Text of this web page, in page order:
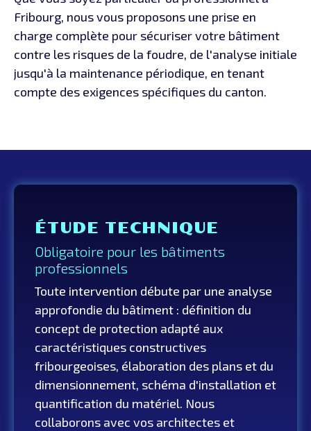
Fribourg, nous vous proposons une prise en
charge complète pour sécuriser votre bâtiment
contre les risques de la foudre, de l'analyse initiale
jusqu'à la maintenance périodique, en tenant
compte des exigences spécifiques du canton.
ÉTUDE TECHNIQUE
Obligatoire pour les bâtiments
professionnels
Toute intervention débute par une analyse
approfondie du bâtiment : définition du
concept de protection adapté aux
caractéristiques constructives
fribourgeoises, élaboration des plans et du
dimensionnement, schéma d'installation et
quantification du matériel. Nous
collaborons avec vos architectes et